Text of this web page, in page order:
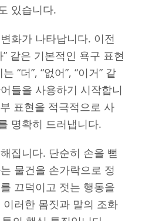
있습니다.
화가 나타납니다. 이전
” 같은 기본적인 욕구 표현
“더”, “없어”, “이거” 같
들을 사용하기 시작합니
표현을 적극적으로 사
명확히 드러냅니다.
집니다. 단순히 손을 뻗
물건을 손가락으로 정
끄덕이고 젓는 행동을
러한 몸짓과 말의 조화